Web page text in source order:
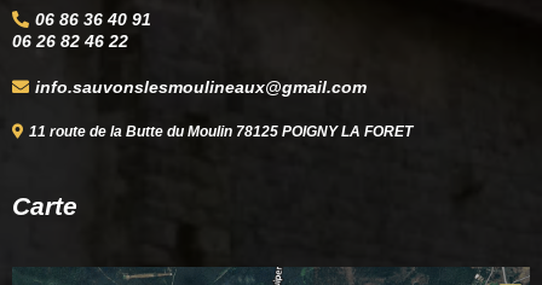
06 86 36 40 91
06 26 82 46 22
info.sauvonslesmoulineaux@gmail.com
11 route de la Butte du Moulin 78125 POIGNY LA FORET
Carte